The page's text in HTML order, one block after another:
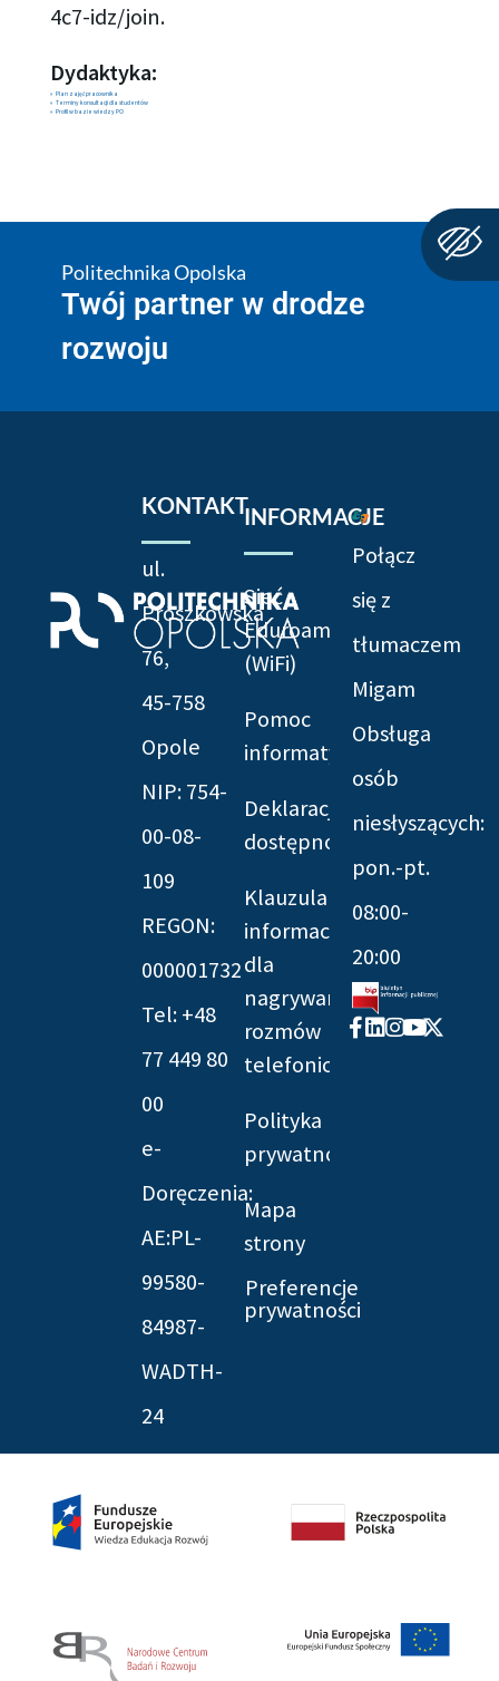
4c7-idz/join.
Dydaktyka:
Plan zajęć pracownika
Terminy konsultacji dla studentów
Profil w bazie wiedzy PO
Politechnika Opolska
Twój partner w drodze
rozwoju
KONTAKT
ul.
Prószkowska
76,
45-758
Opole
NIP: 754-
00-08-
109
REGON:
000001732
Tel: +48
77 449 80
00
e-
Doręczenia:
AE:PL-
99580-
84987-
WADTH-
24
INFORMACJE
Sieć
Eduroam
(WiFi)
Pomoc
informatyczna
Deklaracja
dostępności
Klauzula
informacyjna
dla
nagrywania
rozmów
telefonicznych
Polityka
prywatności
Mapa
strony
Preferencje
prywatności
Połącz
się z
tłumaczem
Migam
Obsługa
osób
niesłyszących:
pon.-pt.
08:00-
20:00
Facebook-
f
Linkedin
Instagram
Youtube
X-
twitter